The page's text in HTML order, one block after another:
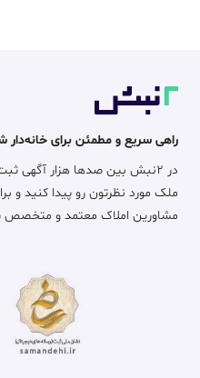
راهی سریع و مطمئن برای خانه‌دار
در ۲نبش بین صدها هزار
ملک مورد نظرتون رو پیدا کنید و
مشاورین املاک معتمد و متخصص